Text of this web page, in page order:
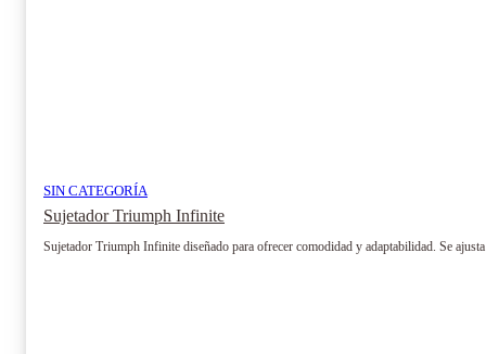
SIN CATEGORÍA
Sujetador Triumph Infinite
Sujetador Triumph Infinite diseñado para ofrecer comodidad y adaptabilidad. Se